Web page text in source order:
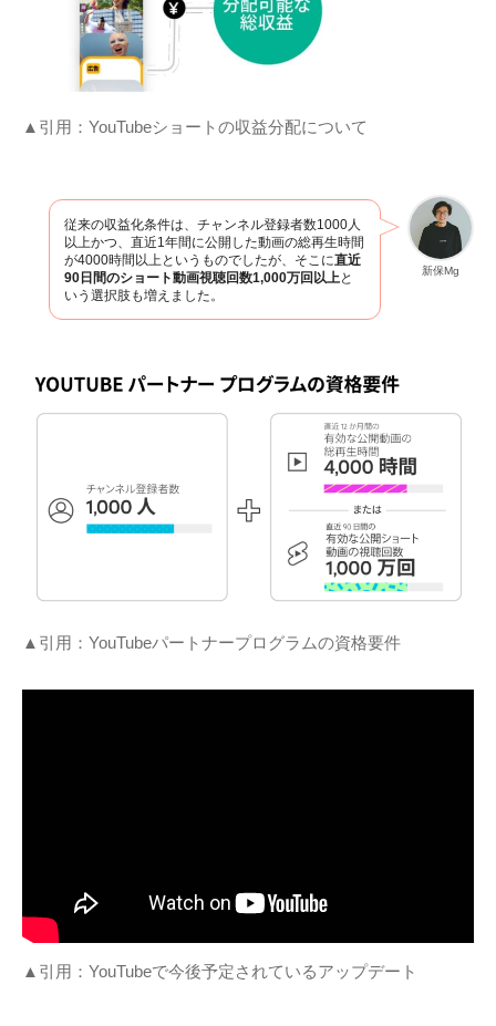
▲引用：YouTubeショートの収益分配について
新保Mg
従来の収益化条件は、チャンネル登録者数1000人
以上かつ、直近1年間に公開した動画の総再生時間
が4000時間以上というものでしたが、そこに直近
90日間のショート動画視聴回数1,000万回以上 と
いう選択肢も増えました。
▲引用：YouTubeパートナープログラムの資格要件
▲引用：YouTubeで今後予定されているアップデート